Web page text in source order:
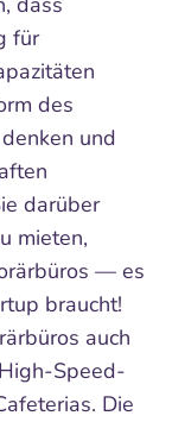
für
des
und
darüber
mieten,
— es
braucht!
auch
Speed-
Die